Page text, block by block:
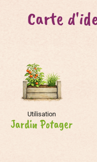
Carte
Utilisation
Jardin Potager